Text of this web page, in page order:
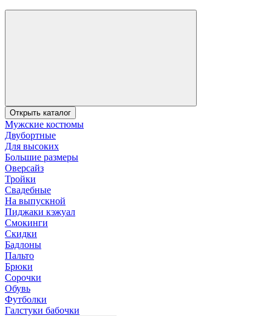
Открыть каталог
Мужские костюмы
Двубортные
Для высоких
Большие размеры
Оверсайз
Тройки
Свадебные
На выпускной
Пиджаки кэжуал
Смокинги
Скидки
Бадлоны
Пальто
Брюки
Сорочки
Обувь
Футболки
Галстуки бабочки